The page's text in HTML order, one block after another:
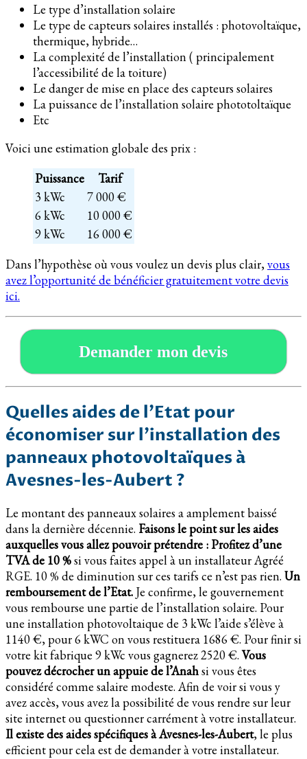
Le type d’installation solaire
Le type de capteurs solaires installés : photovoltaïque,
thermique, hybride…
La complexité de l’installation ( principalement
l’accessibilité de la toiture)
Le danger de mise en place des capteurs solaires
La puissance de l’installation solaire phototoltaïque
Etc
Voici une estimation globale des prix :
Puissance
Tarif
3 kWc
7 000 €
6 kWc
10 000 €
9 kWc
16 000 €
Dans l’hypothèse où vous voulez un devis plus clair,vous
avez l’opportunité de bénéficier gratuitement votre devis
ici.
Demander mon devis
Quelles aides de l’Etat pour
économiser sur l’installation des
panneaux photovoltaïques à
Avesnes-les-Aubert ?
Le montant des panneaux solaires a amplement baissé
dans la dernière décennie. Faisons le point sur les aides
auxquelles vous allez pouvoir prétendre :Profitez d’une
TVA de 10 %si vous faites appel à un installateur Agréé
RGE. 10 % de diminution sur ces tarifs ce n’est pas rien. Un
remboursement de l’Etat. Je confirme, le gouvernement
vous rembourse une partie de l’installation solaire. Pour
une installation photovoltaique de 3 kWc l’aide s’élève à
1140 €, pour 6 kWC on vous restituera 1686 €. Pour finir si
votre kit fabrique 9 kWc vous gagnerez 2520 €.Vous
pouvez décrocher un appuie de l’Anahsi vous êtes
considéré comme salaire modeste. Afin de voir si vous y
avez accès, vous avez la possibilité de vous rendre sur leur
site internet ou questionner carrément à votre installateur.
Il existe des aides spécifiques à Avesnes-les-Aubert, le plus
efficient pour cela est de demander à votre installateur.